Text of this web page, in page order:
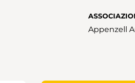
Appenzell